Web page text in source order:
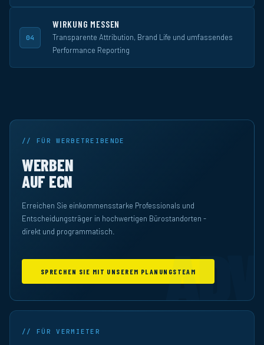
04
WIRKUNG MESSEN
Transparente Attribution, Brand Life und umfassendes
Performance Reporting
// FÜR WERBETREIBENDE
WERBEN
AUF ECN
Erreichen Sie einkommensstarke Professionals und
Entscheidungsträger in hochwertigen Bürostandorten -
direkt und programmatisch.
SPRECHEN SIE MIT UNSEREM PLANUNGSTEAMADV
// FÜR VERMIETER